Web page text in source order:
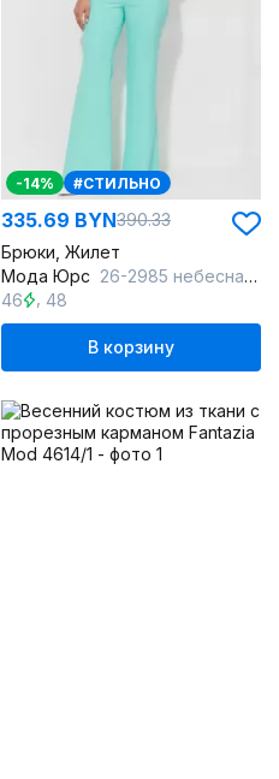
-14% #СТИЛЬНО
335.69 BYN390.33
Брюки, Жилет
Мода Юрс 26-2985 небесная_лазурь
46
48
В корзину